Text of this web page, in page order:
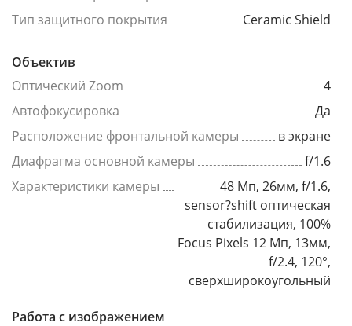
Тип защитного покрытия
Ceramic Shield
Объектив
Оптический Zoom
4
Автофокусировка
Да
Расположение фронтальной камеры
в экране
Диафрагма основной камеры
f/1.6
Характеристики камеры
48 Мп, 26мм, f/1.6,
sensor?shift оптическая
стабилизация, 100%
Focus Pixels 12 Мп, 13мм,
f/2.4, 120°,
сверхширокоугольный
Работа с изображением